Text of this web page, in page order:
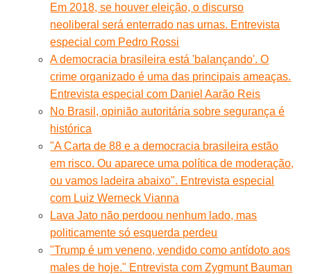
Em 2018, se houver eleição, o discurso
neoliberal será enterrado nas urnas. Entrevista
especial com Pedro Rossi
A democracia brasileira está 'balançando'. O
crime organizado é uma das principais ameaças.
Entrevista especial com Daniel Aarão Reis
No Brasil, opinião autoritária sobre segurança é
histórica
"A Carta de 88 e a democracia brasileira estão
em risco. Ou aparece uma política de moderação,
ou vamos ladeira abaixo". Entrevista especial
com Luiz Werneck Vianna
Lava Jato não perdoou nenhum lado, mas
politicamente só esquerda perdeu
"Trump é um veneno, vendido como antídoto aos
males de hoje." Entrevista com Zygmunt Bauman